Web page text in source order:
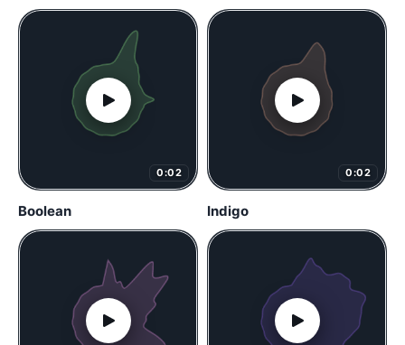
0:02
Boolean
0:02
Indigo